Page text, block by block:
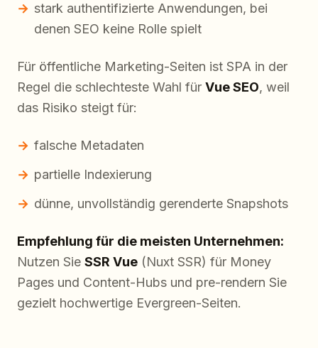
stark authentifizierte Anwendungen, bei
denen SEO keine Rolle spielt
Für öffentliche Marketing-Seiten ist SPA in der
Regel die schlechteste Wahl für Vue SEO, weil
das Risiko steigt für:
falsche Metadaten
partielle Indexierung
dünne, unvollständig gerenderte Snapshots
Empfehlung für die meisten Unternehmen:
Nutzen Sie SSR Vue (Nuxt SSR) für Money
Pages und Content-Hubs und pre-rendern Sie
gezielt hochwertige Evergreen-Seiten.